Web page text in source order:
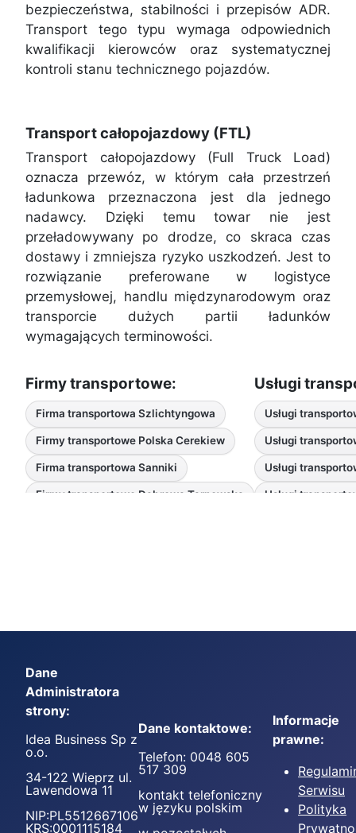
bezpieczeństwa, stabilności i przepisów ADR.
Transport tego typu wymaga odpowiednich
kwalifikacji kierowców oraz systematycznej
kontroli stanu technicznego pojazdów.
Transport całopojazdowy (FTL)
Transport całopojazdowy (Full Truck Load)
oznacza przewóz, w którym cała przestrzeń
ładunkowa przeznaczona jest dla jednego
nadawcy. Dzięki temu towar nie jest
przeładowywany po drodze, co skraca czas
dostawy i zmniejsza ryzyko uszkodzeń. Jest to
rozwiązanie preferowane w logistyce
przemysłowej, handlu międzynarodowym oraz
transporcie dużych partii ładunków
wymagających terminowości.
Firmy transportowe:
Firma transportowa Szlichtyngowa
Firmy transportowe Polska Cerekiew
Firma transportowa Sanniki
Firmy transportowe Dąbrowa Tarnowska
Usługi
Usługi
Usługi
Usługi
Usługi
Dane
Administratora
strony:
Idea Business Sp z
o.o.
34-122 Wieprz ul.
Lawendowa 11
NIP:PL5512667106
KRS:0001115184
Dane kontaktowe:
Telefon: 0048 605
517 309
kontakt telefoniczny
w języku polskim
Informacje
prawne:
Serwisu
Polityka